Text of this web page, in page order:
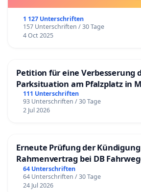
1 127 Unterschriften
157 Unterschriften / 30 Tage
4 Oct 2025
Petition für eine Verbesserung
Parksituation am Pfalzplatz in
111 Unterschriften
93 Unterschriften / 30 Tage
2 Jul 2026
Erneute Prüfung der
Rahmenvertrag bei DB
64 Unterschriften
64 Unterschriften / 30 Tage
24 Jul 2026